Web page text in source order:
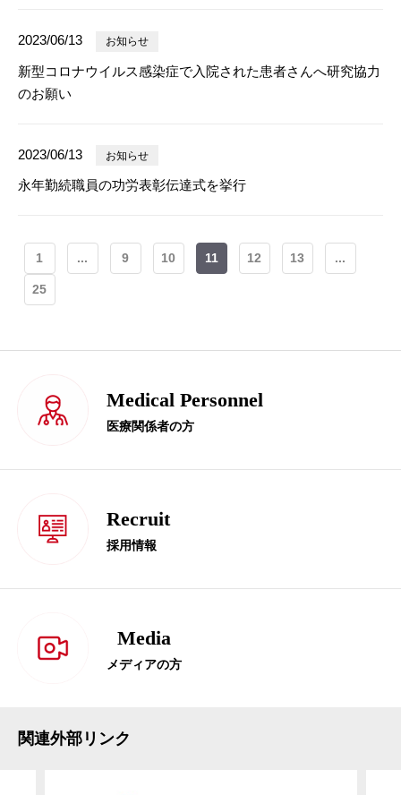
2023/06/13 お知らせ
新型コロナウイルス感染症で入院された患者さんへ研究協力
のお願い
2023/06/13 お知らせ
永年勤続職員の功労表彰伝達式を挙行
1 ... 9 10 11 12 13 ...
25
Medical Personnel
医療関係者の方
Recruit
採用情報
Media
メディアの方
関連外部リンク